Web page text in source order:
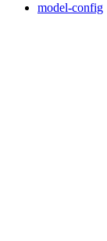
model-config